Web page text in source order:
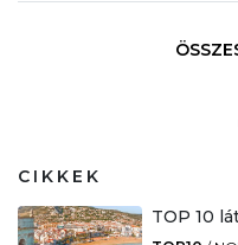
CIKKEK
TOP 10